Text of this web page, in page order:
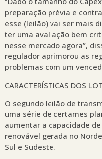
preparação prévia e
esse (leilão) vai ser mais
ter uma avaliação bem
nesse mercado agora”,
regulador aprimorou as
problemas com um
CARACTERÍSTICAS DOS
O segundo leilão de
uma série de certames
aumentar a capacidade
renovável gerada no
Sul e Sudeste.